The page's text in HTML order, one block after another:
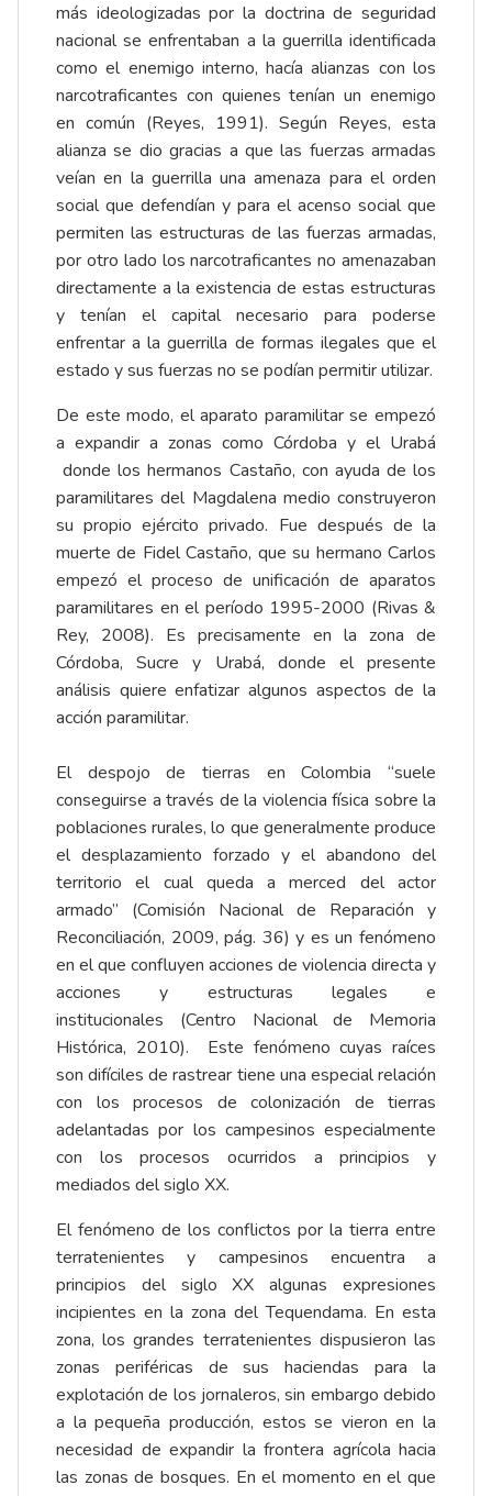
más ideologizadas por la doctrina de seguridad
nacional se enfrentaban a la guerrilla identificada
como el enemigo interno, hacía alianzas con los
narcotraficantes con quienes tenían un enemigo
en común (Reyes, 1991). Según Reyes, esta
alianza se dio gracias a que las fuerzas armadas
veían en la guerrilla una amenaza para el orden
social que defendían y para el acenso social que
permiten las estructuras de las fuerzas armadas,
por otro lado los narcotraficantes no amenazaban
directamente a la existencia de estas estructuras
y tenían el capital necesario para poderse
enfrentar a la guerrilla de formas ilegales que el
estado y sus fuerzas no se podían permitir utilizar.
De este modo, el aparato paramilitar se empezó
a expandir a zonas como Córdoba y el Urabá
donde los hermanos Castaño, con ayuda de los
paramilitares del Magdalena medio construyeron
su propio ejército privado. Fue después de la
muerte de Fidel Castaño, que su hermano Carlos
empezó el proceso de unificación de aparatos
paramilitares en el período 1995-2000 (Rivas &
Rey, 2008). Es precisamente en la zona de
Córdoba, Sucre y Urabá, donde el presente
análisis quiere enfatizar algunos aspectos de la
acción paramilitar.
El despojo de tierras en Colombia “suele
conseguirse a través de la violencia física sobre la
poblaciones rurales, lo que generalmente produce
el desplazamiento forzado y el abandono del
territorio el cual queda a merced del actor
armado” (Comisión Nacional de Reparación y
Reconciliación, 2009, pág. 36) y es un fenómeno
en el que confluyen acciones de violencia directa y
acciones y estructuras legales e
institucionales (Centro Nacional de Memoria
Histórica, 2010). Este fenómeno cuyas raíces
son difíciles de rastrear tiene una especial relación
con los procesos de colonización de tierras
adelantadas por los campesinos especialmente
con los procesos ocurridos a principios y
mediados del siglo XX.
El fenómeno de los conflictos por la tierra entre
terratenientes y campesinos encuentra a
principios del siglo XX algunas expresiones
incipientes en la zona del Tequendama. En esta
zona, los grandes terratenientes dispusieron las
zonas periféricas de sus haciendas para la
explotación de los jornaleros, sin embargo debido
a la pequeña producción, estos se vieron en la
necesidad de expandir la frontera agrícola hacia
las zonas de bosques. En el momento en el que